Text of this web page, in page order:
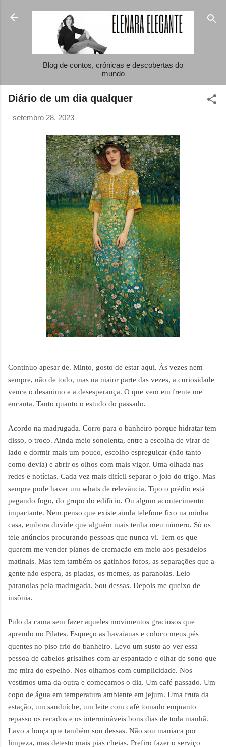
Pular para o conteúdo principal
Blog de contos, crônicas e descobertas do
mundo
Diário de um dia qualquer
- setembro 28, 2023
Continuo apesar de. Minto, gosto de estar aqui. Às vezes nem
sempre, não de todo, mas na maior parte das vezes, a curiosidade
vence o desanimo e a desesperança. O que vem em frente me
encanta. Tanto quanto o estudo do passado.
Acordo na madrugada. Corro para o banheiro porque hidratar tem
disso, o troco. Ainda meio sonolenta, entre a escolha de virar de
lado e dormir mais um pouco, escolho espreguiçar (não tanto
como devia) e abrir os olhos com mais vigor. Uma olhada nas
redes e notícias. Cada vez mais difícil separar o joio do trigo. Mas
sempre pode haver um whats de relevância. Tipo o prédio está
pegando fogo, do grupo do edifício. Ou algum acontecimento
impactante. Nem penso que existe ainda telefone fixo na minha
casa, embora duvide que alguém mais tenha meu número. Só os
tele anúncios procurando pessoas que nunca vi. Tem os que
querem me vender planos de cremação em meio aos pesadelos
matinais. Mas tem também os gatinhos fofos, as separações que a
gente não espera, as piadas, os memes, as paranoias. Leio
paranoias pela madrugada. Sou dessas. Depois me queixo de
insônia.
Pulo da cama sem fazer aqueles movimentos graciosos que
aprendo no Pilates. Esqueço as havaianas e coloco meus pés
quentes no piso frio do banheiro. Levo um susto ao ver essa
pessoa de cabelos grisalhos com ar espantado e olhar de sono que
me mira do espelho. Nos olhamos com cumplicidade. Nos
vestimos uma da outra e começamos o dia. Um café passado. Um
copo de água em temperatura ambiente em jejum. Uma fruta da
estação, um sanduíche, um leite com café tomado enquanto
repasso os recados e os intermináveis bons dias de toda manhã.
Lavo a louça que também sou dessas. Não sou maniaca por
limpeza, mas detesto mais pias cheias. Prefiro fazer o serviço